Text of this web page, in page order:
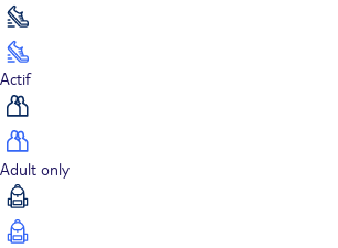
Actif
Adult only